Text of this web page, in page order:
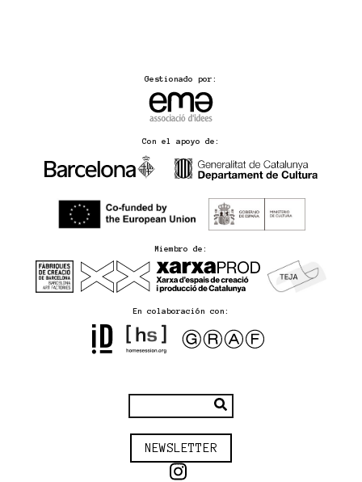
Gestionado por:
Con el apoyo de:
Miembro de:
En colaboración con:
NEWSLETTER